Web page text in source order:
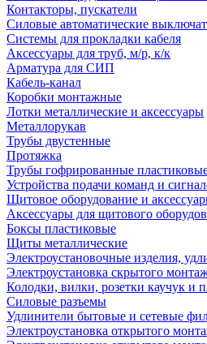
Контакторы, пускатели
Силовые автоматические
Системы для прокладки кабеля
Аксессуары для труб, м/р, к/к
Арматура для СИП
Кабель-канал
Коробки монтажные
Лотки металлические и аксессуары
Металлорукав
Трубы двустенные
Протяжка
Трубы гофрированные
Устройства подачи команд и
Щитовое оборудование и
Аксессуары для щитового
Боксы пластиковые
Щиты металлические
Электроустановочные изделия,
Электроустановка скрытого
Колодки, вилки, розетки каучук и
Силовые разъемы
Удлинители бытовые и сетевые
Электроустановка открытого